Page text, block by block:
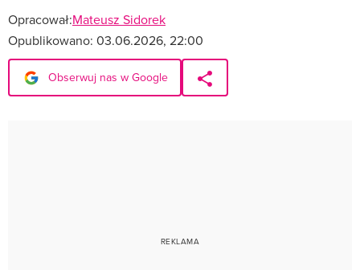
Opracował:Mateusz Sidorek
Opublikowano: 03.06.2026, 22:00
Obserwuj nas w Google